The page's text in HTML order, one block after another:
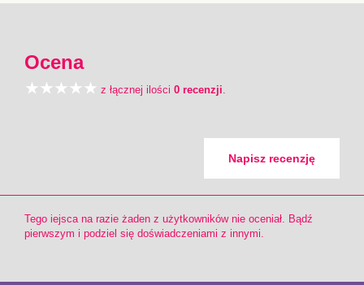
Ocena
z łącznej ilości 0 recenzji.
Napisz recenzję
Tego iejsca na razie żaden z użytkowników nie oceniał. Bądź
pierwszym i podziel się doświadczeniami z innymi.